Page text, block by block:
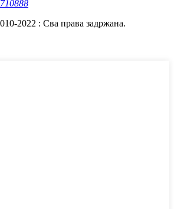
2022 : Сва права задржана.